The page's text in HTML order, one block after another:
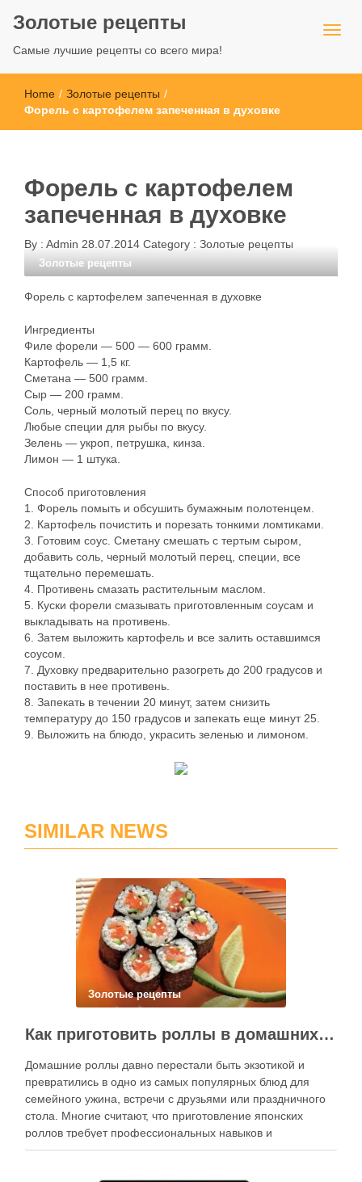
Золотые рецепты
Самые лучшие рецепты со всего мира!
Home / Золотые рецепты /
Форель с картофелем запеченная в духовке
Форель с картофелем
запеченная в духовке
By : Admin 28.07.2014 Category : Золотые рецепты
Золотые рецепты
Форель с картофелем запеченная в духовке
Ингредиенты
Филе форели — 500 — 600 грамм.
Картофель — 1,5 кг.
Сметана — 500 грамм.
Сыр — 200 грамм.
Соль, черный молотый перец по вкусу.
Любые специи для рыбы по вкусу.
Зелень — укроп, петрушка, кинза.
Лимон — 1 штука.
Способ приготовления
1. Форель помыть и обсушить бумажным полотенцем.
2. Картофель почистить и порезать тонкими ломтиками.
3. Готовим соус. Сметану смешать с тертым сыром,
добавить соль, черный молотый перец, специи, все
тщательно перемешать.
4. Противень смазать растительным маслом.
5. Куски форели смазывать приготовленным соусам и
выкладывать на противень.
6. Затем выложить картофель и все залить оставшимся
соусом.
7. Духовку предварительно разогреть до 200 градусов и
поставить в нее противень.
8. Запекать в течении 20 минут, затем снизить
температуру до 150 градусов и запекать еще минут 25.
9. Выложить на блюдо, украсить зеленью и лимоном.
SIMILAR NEWS
Золотые рецепты
Как приготовить роллы в домашних условиях?
Домашние роллы давно перестали быть экзотикой и
превратились в одно из самых популярных блюд для
семейного ужина, встречи с друзьями или праздничного
стола. Многие считают, что приготовление японских
роллов требует профессиональных навыков и
специального оборудования, однако на практике сделать